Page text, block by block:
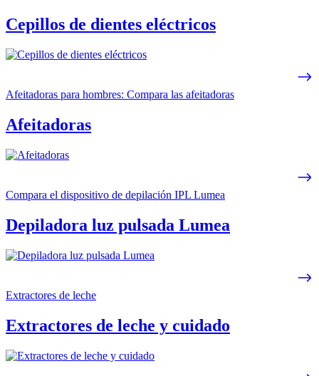
Cepillos de dientes eléctricos
Afeitadoras para hombres: Compara las afeitadoras
Afeitadoras
Compara el dispositivo de depilación IPL Lumea
Depiladora luz pulsada Lumea
Extractores de leche
Extractores de leche y cuidado